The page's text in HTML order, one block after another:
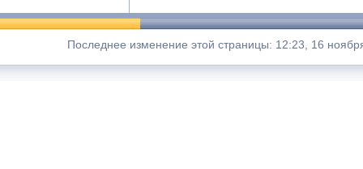
Последнее изменение этой страницы: 12:23, 16